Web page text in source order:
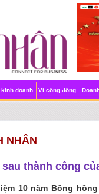
kinh doanh Vì cộng đồng
NHÂN
thành công
10 năm Bông